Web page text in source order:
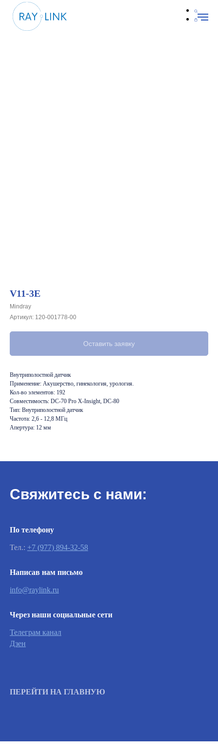
V11-3E
Mindray
Артикул: 120-001778-00
Оставить заявку
Внутриполостной датчик
Применение: Акушерство, гинекология, урология.
Кол-во элементов: 192
Совместимость: DC-70 Pro X-Insight, DC-80
Тип: Внутриполостной датчик
Частота: 2,6 - 12,8 МГц
Апертура: 12 мм
Свяжитесь с нами:
По телефону
Тел.: +7 (977) 894-32-58
Написав нам письмо
info@raylink.ru
Через наши социальные сети
Телеграм канал
Дзен
ПЕРЕЙТИ НА ГЛАВНУЮ
обрабатываются согласно очередности
неисправности.
Важно